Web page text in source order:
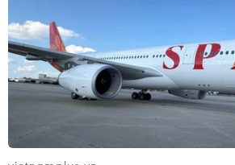
dịch quanh mức 143,5 triệu đồng
10/08/2026 02:44
Giá vàng ngày 10/8: Bảng giá tại các
công ty vàng bạc đá quý